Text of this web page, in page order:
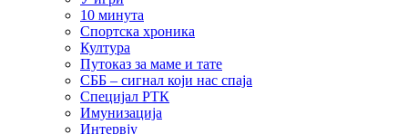
10 минута
Спортска хроника
Култура
Путоказ за маме и тате
СББ – сигнал који нас спаја
Специјал РТК
Имунизација
Интервју